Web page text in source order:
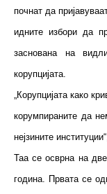
почнат да
идните избори да
заснована на
корупцијата.
„Корупцијата како
корумпираните да
нејзините
Таа се осврна на
година. Првата се